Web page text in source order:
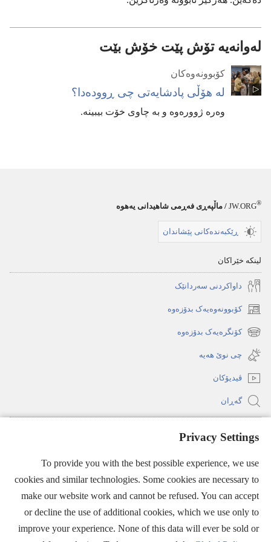
Privacy Settings
To provide you with the best possible experience, we use
cookies and similar technologies. Some cookies are necessary to
make our website work and cannot be refused. You can accept
or decline the use of additional cookies, which we use only to
improve your experience. None of this data will ever be sold or
لەوانەیە تۆش پێت خۆش بێت
کۆبوونە‌وە‌کان
لە هۆڵی پادشایە‌تی چی ڕوودە‌دا؟‏
وە‌رە ژوورە‌وە و بە چاوی خۆت بیبینە.‏
JW.ORG® / ماڵپه‌ڕی فه‌ڕمی شاهیدانی یه‌هوە
ڕێکبەندەکانی پێشاندان
لینکە خێراکان
داواکردنی سە‌ردانێک
کۆبوونەوەیەک بدۆزەوە
(پنجره‌ای
جدید
می‌شود)
کۆنگرەیەک بدۆزەوە
(پنجره‌ای
جدید
باز
می‌شود)
چی نوێ هە‌یە
ڤیدیۆکان
گە‌ڕان
پارە بەخشێن
(پنجره‌ای
باز
می‌شود)
پەڕتووکخانەی سەرھێڵی شاھیدانی یەھوە
جدید
باز
می‌شود)
JW Hub
(پنجره‌ای
جدید
باز